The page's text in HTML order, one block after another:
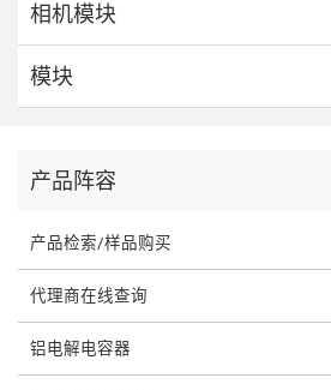
相机模块
模块
产品阵容
产品检索/样品购买
代理商在线查询
铝电解电容器